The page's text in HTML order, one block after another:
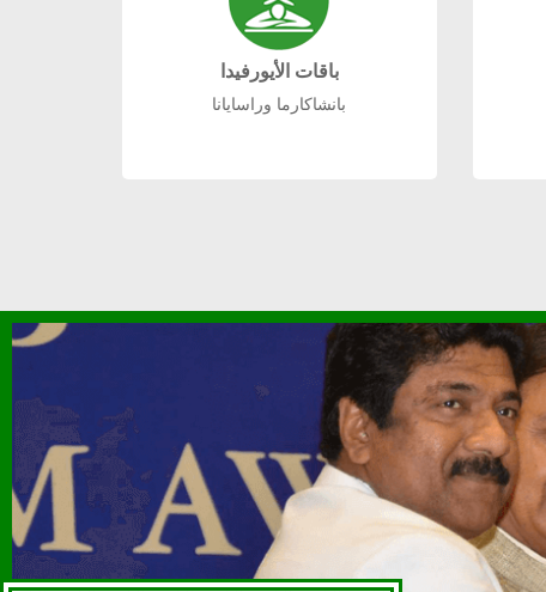
باقات الأيورفيدا
بانشاكارما وراسايانا